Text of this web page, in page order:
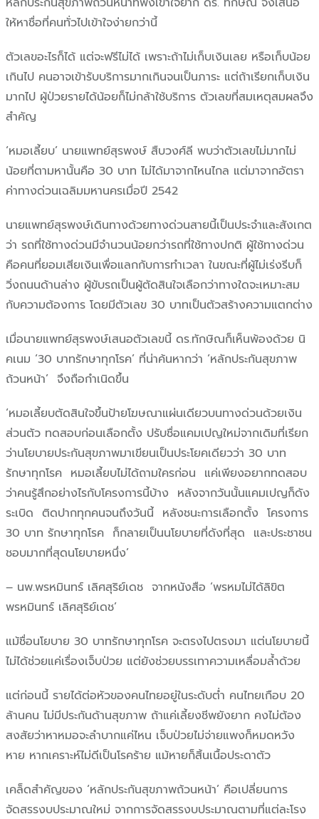
ให้หาชื่อที่คนทั่วไปเข้าใจง่ายกว่านี้
ตัวเลขอะไรก็ได้ แต่จะฟรีไม่ได้ เพราะถ้าไม่เก็บเงินเลย หรือเก็บน้อย
เกินไป คนอาจเข้ารับบริการมากเกินจนเป็นภาระ แต่ถ้าเรียกเก็บเงิน
มากไป ผู้ป่วยรายได้น้อยก็ไม่กล้าใช้บริการ ตัวเลขที่สมเหตุสมผลจึง
สำคัญ
‘หมอเลี้ยบ’ นายแพทย์สุรพงษ์ สืบวงศ์ลี พบว่าตัวเลขไม่มากไม่
น้อยที่ตามหานั้นคือ 30 บาท ไม่ได้มาจากไหนไกล แต่มาจากอัตรา
ค่าทางด่วนเฉลิมมหานครเมื่อปี 2542
นายแพทย์สุรพงษ์เดินทางด้วยทางด่วนสายนี้เป็นประจำและสังเกต
ว่า รถที่ใช้ทางด่วนมีจำนวนน้อยกว่ารถที่ใช้ทางปกติ ผู้ใช้ทางด่วน
คือคนที่ยอมเสียเงินเพื่อแลกกับการทำเวลา ในขณะที่ผู้ไม่เร่งรีบก็
วิ่งถนนด้านล่าง ผู้ขับรถเป็นผู้ตัดสินใจเลือกว่าทางใดจะเหมาะสม
กับความต้องการ โดยมีตัวเลข 30 บาทเป็นตัวสร้างความแตกต่าง
เมื่อนายแพทย์สุรพงษ์เสนอตัวเลขนี้ ดร.ทักษิณก็เห็นพ้องด้วย นิ
คเนม ‘30 บาทรักษาทุกโรค’ ที่น่าค้นหากว่า ‘หลักประกันสุขภาพ
ถ้วนหน้า’ จึงถือกำเนิดขึ้น
‘หมอเลี้ยบตัดสินใจขึ้นป้ายโฆษณาแผ่นเดียวบนทางด่วนด้วยเงิน
ส่วนตัว ทดสอบก่อนเลือกตั้ง ปรับชื่อแคมเปญใหม่จากเดิมที่เรียก
ว่านโยบายประกันสุขภาพมาเขียนเป็นประโยคเดียวว่า 30 บาท
รักษาทุกโรค หมอเลี้ยบไม่ได้ถามใครก่อน แค่เพียงอยากทดสอบ
ว่าคนรู้สึกอย่างไรกับโครงการนี้บ้าง หลังจากวันนั้นแคมเปญก็ดัง
ระเบิด ติดปากทุกคนจนถึงวันนี้ หลังชนะการเลือกตั้ง โครงการ
30 บาท รักษาทุกโรค ก็กลายเป็นนโยบายที่ดังที่สุด และประชาชน
ชอบมากที่สุดนโยบายหนึ่ง’
– นพ.พรหมินทร์ เลิศสุริย์เดช จากหนังสือ ‘พรหมไม่ได้ลิขิต
พรหมินทร์ เลิศสุริย์เดช’
แม้ชื่อนโยบาย 30 บาทรักษาทุกโรค จะตรงไปตรงมา แต่นโยบายนี้
ไม่ได้ช่วยแค่เรื่องเจ็บป่วย แต่ยังช่วยบรรเทาความเหลื่อมล้ำด้วย
แต่ก่อนนี้ รายได้ต่อหัวของคนไทยอยู่ในระดับต่ำ คนไทยเกือบ 20
ล้านคน ไม่มีประกันด้านสุขภาพ ถ้าแค่เลี้ยงชีพยังยาก คงไม่ต้อง
สงสัยว่าหาหมอจะลำบากแค่ไหน เจ็บป่วยไม่จ่ายแพงก็หมดหวัง
หาย หากเคราะห์ไม่ดีเป็นโรคร้าย แม้หายก็สิ้นเนื้อประดาตัว
เคล็ดสำคัญของ ‘หลักประกันสุขภาพถ้วนหน้า’ คือเปลี่ยนการ
จัดสรรงบประมาณใหม่ จากการจัดสรรงบประมาณตามที่แต่ละโรง